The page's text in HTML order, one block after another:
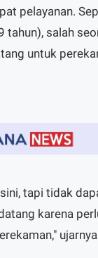
pelayanan.
tahun), salah
untuk
tapi tidak
karena